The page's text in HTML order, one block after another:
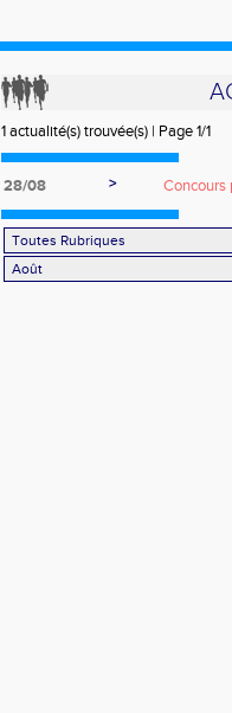
1 actualité(s) trouvée(s) | Page 1/1
28/08 > Concours